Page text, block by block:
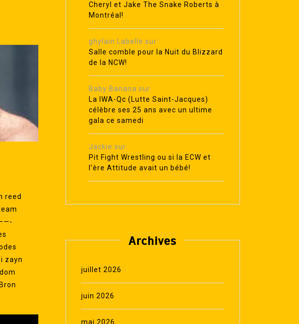
reed
zayn
Cheryl et Jake The Snake Roberts à
Montréal!
ghylain Labelle sur
Salle comble pour la Nuit du Blizzard
de la NCW!
Baby Banana sur
La IWA-Qc (Lutte Saint-Jacques)
célèbre ses 25 ans avec un ultime
gala ce samedi
Jackie sur
Pit Fight Wrestling ou si la ECW et
l’ère Attitude avait un bébé!
Archives
juillet 2026
juin 2026
mai 2026